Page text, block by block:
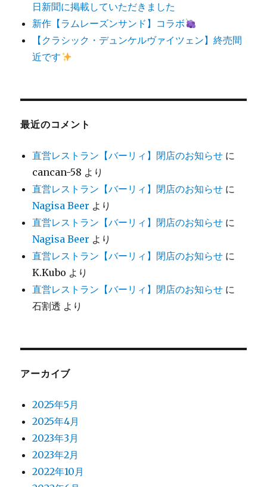
日新聞に掲載していただきました
新作【ラムレーズンサンド】コラボ
【クラシック・デュンケルヴァイツェン】終売間
近です
最近のコメント
直営レストラン【バーリィ】閉店のお知らせ に
cancan-58 より
直営レストラン【バーリィ】閉店のお知らせ に
Nagisa Beer より
直営レストラン【バーリィ】閉店のお知らせ に
Nagisa Beer より
直営レストラン【バーリィ】閉店のお知らせ に
K.Kubo より
直営レストラン【バーリィ】閉店のお知らせ に
石割透 より
アーカイブ
2025年5月
2025年4月
2023年3月
2023年2月
2022年10月